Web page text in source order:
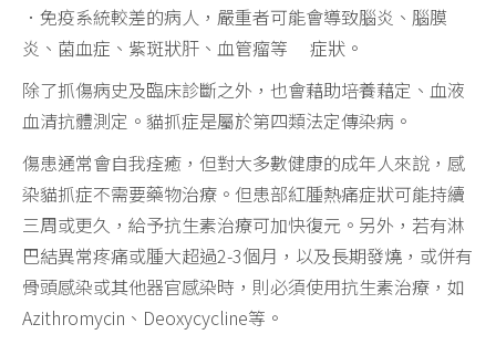
．免疫系統較差的病人，嚴重者可能會導致腦炎、腦膜
炎、菌血症、紫斑狀肝、血管瘤等 症狀。
除了抓傷病史及臨床診斷之外，也會藉助培養藉定、血液
血清抗體測定。貓抓症是屬於第四類法定傳染病。
傷患通常會自我痊癒，但對大多數健康的成年人來說，感
染貓抓症不需要藥物治療。但患部紅腫熱痛症狀可能持續
三周或更久，給予抗生素治療可加快復元。另外，若有淋
巴結異常疼痛或腫大超過2-3個月，以及長期發燒，或併有
骨頭感染或其他器官感染時，則必須使用抗生素治療，如
Azithromycin、Deoxycycline等。